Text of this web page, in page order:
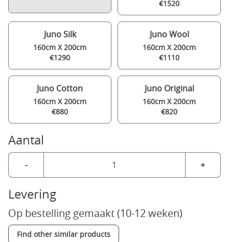
€1520
Juno Silk
160cm X 200cm
€1290
Juno Wool
160cm X 200cm
€1110
Juno Cotton
160cm X 200cm
€880
Juno Original
160cm X 200cm
€820
Aantal
- +
Levering
Op bestelling gemaakt (10-12 weken)
Find other similar products